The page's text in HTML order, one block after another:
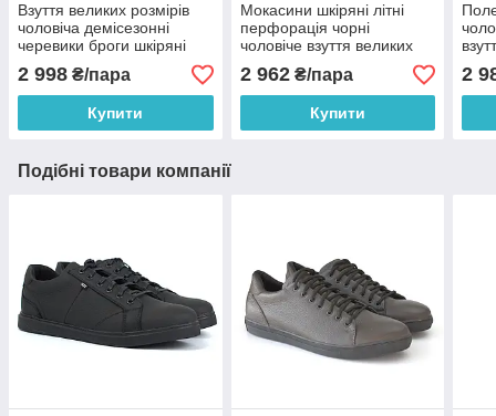
Взуття великих розмірів
чоловіча демісезонні
черевики броги шкіряні
Felicete Onyx Black BS
2 998 ₴/пара
Купити
Мокасини шкіряні літні
перфорація чорні
чоловіче взуття великих
розмірів Rosso Avangard
BS M4 PerfBlack
2 962₴/пара
Купити
BS
2
Подібні товари компанії